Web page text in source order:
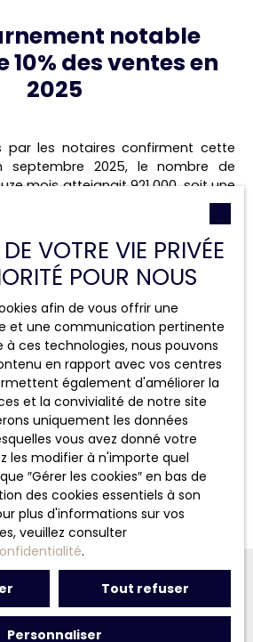
notable
10% des ventes en
2025
par les notaires confirment cette
septembre 2025, le nombre de
mois atteignait 921 000, soit une
10 % par rapport à l’année
notable, après une chute
observée fin septembre 2024.
reprise reste relative. Le niveau
inférieur à celui de 2019, dernière
million de transactions.
de blocage semble derrière nous,
avance désormais avec
dans un environnement plus
le 05 janvier 2026
VOTRE VIE PRIVÉE
POUR NOUS
afin de vous offrir une
et une communication pertinente
à ces technologies, nous pouvons
en rapport avec vos centres
également d'améliorer la
et la convivialité de notre site
uniquement les données
vous avez donné votre
les modifier à n'importe quel
″Gérer les cookies″ en bas de
des cookies essentiels à son
plus d'informations sur vos
veuillez consulter
.
Tout refuser
Personnaliser